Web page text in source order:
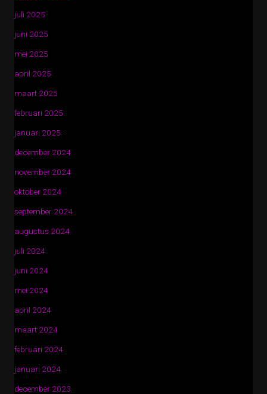
juli 2025
juni 2025
mei 2025
april 2025
maart 2025
februari 2025
januari 2025
december 2024
november 2024
oktober 2024
september 2024
augustus 2024
juli 2024
juni 2024
mei 2024
april 2024
maart 2024
februari 2024
januari 2024
december 2023